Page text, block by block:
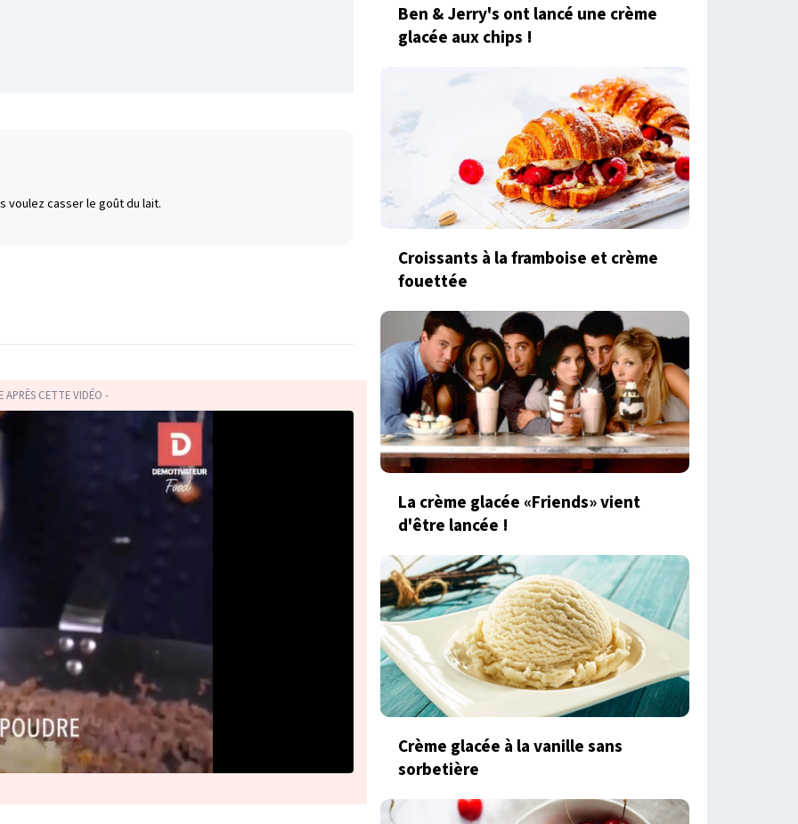
voulez casser le goût du lait.
APRÈS CETTE VIDÉO -
Ben & Jerry's ont lancé une crème
glacée aux chips !
Croissants à la framboise et crème
fouettée
La crème glacée «Friends» vient
d'être lancée !
Crème glacée à la vanille sans
sorbetière